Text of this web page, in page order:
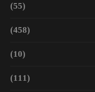
(55)
(458)
(10)
(111)